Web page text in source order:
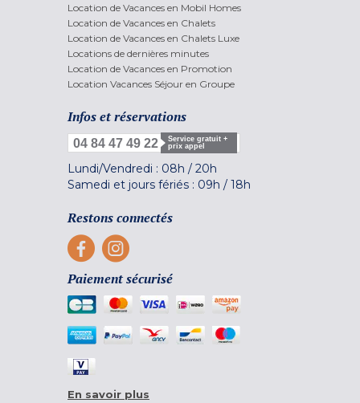
Location de Vacances en Mobil Homes
Location de Vacances en Chalets
Location de Vacances en Chalets Luxe
Locations de dernières minutes
Location de Vacances en Promotion
Location Vacances Séjour en Groupe
Infos et réservations
04 84 47 49 22
Service gratuit +
prix appel
Lundi/Vendredi : 08h / 20h
Samedi et jours fériés : 09h / 18h
Restons connectés
Paiement sécurisé
En savoir plus